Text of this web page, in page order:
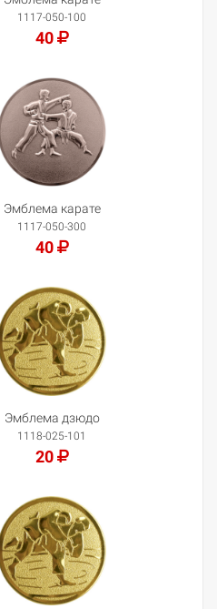
1117-050-100
40
Добавить в корзину
Эмблема карате
1117-050-300
40
Добавить в корзину
Эмблема дзюдо
1118-025-101
20
Добавить в корзину